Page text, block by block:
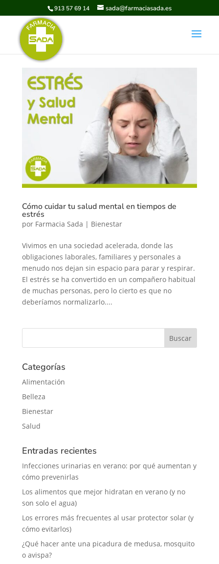
913 57 69 14 sada@farmaciasada.es
Cómo cuidar tu salud mental en tiempos de
estrés
por Farmacia Sada | Bienestar
Vivimos en una sociedad acelerada, donde las
obligaciones laborales, familiares y personales a
menudo nos dejan sin espacio para parar y respirar.
El estrés se ha convertido en un compañero habitual
de muchas personas, pero lo cierto es que no
deberíamos normalizarlo....
Categorías
Alimentación
Belleza
Bienestar
Salud
Entradas recientes
Infecciones urinarias en verano: por qué aumentan y
cómo prevenirlas
Los alimentos que mejor hidratan en verano (y no
son solo el agua)
Los errores más frecuentes al usar protector solar (y
cómo evitarlos)
¿Qué hacer ante una picadura de medusa, mosquito
o avispa?